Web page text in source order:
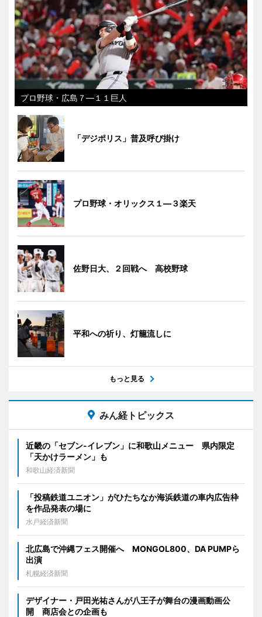
プロ野球・広島７―１１巨人
「デジポリス」普及呼び掛け
プロ野球・オリックス１―３楽天
佐野日大、２回戦へ 高校野球
平和への祈り、灯籠流しに
もっと見る
みん経トピックス
近畿の「セブン-イレブン」に和歌山メニュー 県内限定
「天かけラーメン」も
和歌山経済新聞
「投稿鉄道ユニオン」がひたちなか海浜鉄道の車内広告枠
を作品発表の場に
水戸経済新聞
北広島で沖縄フェス開催へ MONGOL800、DA PUMPら
出演
札幌経済新聞
デザイナー・戸田光祐さんが八王子が舞台の漫画動画公
開 商店会との企画も